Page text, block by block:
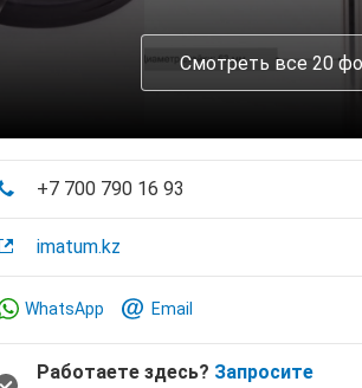
Смотреть все 20
+7 700 790 16 93
imatum.kz
WhatsApp Email
Работаете здесь? Запросите